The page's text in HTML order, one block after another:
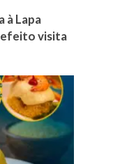
à Lapa
visita